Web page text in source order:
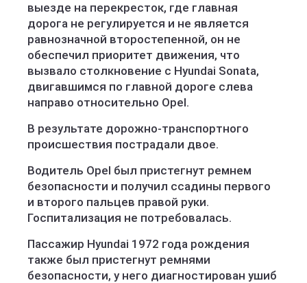
выезде на перекресток, где главная
дорога не регулируется и не является
равнозначной второстепенной, он не
обеспечил приоритет движения, что
вызвало столкновение с Hyundai Sonata,
двигавшимся по главной дороге слева
направо относительно Opel.
В результате дорожно-транспортного
происшествия пострадали двое.
Водитель Opel был пристегнут ремнем
безопасности и получил ссадины первого
и второго пальцев правой руки.
Госпитализация не потребовалась.
Пассажир Hyundai 1972 года рождения
также был пристегнут ремнями
безопасности, у него диагностирован ушиб